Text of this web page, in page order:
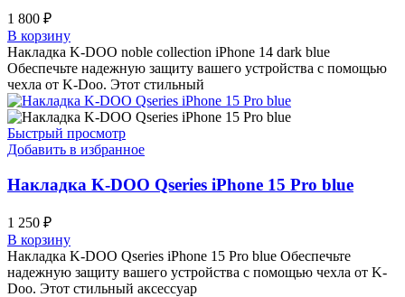
1 800 ₽
В корзину
Накладка K-DOO noble collection iPhone 14 dark blue
Обеспечьте надежную защиту вашего устройства с помощью
чехла от K-Doo. Этот стильный
Быстрый просмотр
Добавить в избранное
Накладка K-DOO Qseries iPhone 15 Pro blue
1 250 ₽
В корзину
Накладка K-DOO Qseries iPhone 15 Pro blue Обеспечьте
надежную защиту вашего устройства с помощью чехла от K-
Doo. Этот стильный аксессуар